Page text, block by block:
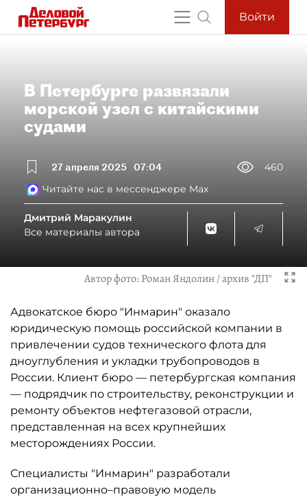
Войти
В Петербурге развязали
морской узел с китайскими
судами
27 апреля 2025 07:04
460
Читайте нас в мессенджере Max
Дмитрий Маракулин
Все материалы автора
Автор фото:Роман Яндолин / архив "ДП"
Адвокатское бюро "Инмарин" оказало
юридическую помощь российской компании в
привлечении судов технического флота для
дноуглубления и укладки трубопроводов в
России. Клиент бюро — петербургская компания
— подрядчик по строительству, реконструкции и
ремонту объектов нефтегазовой отрасли,
представленная на всех крупнейших
месторождениях России.
Специалисты "Инмарин" разработали
организационно–правовую модель